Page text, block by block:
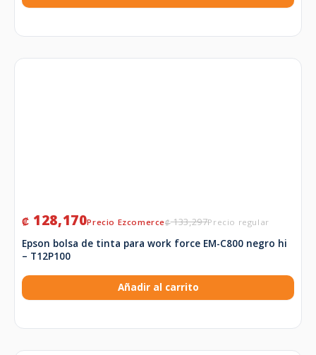
₡133,297
₡ 128,170
Epson bolsa de tinta para work force EM-C800 negro hi
– T12P100
Añadir al carrito